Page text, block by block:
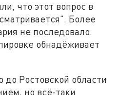
что этот вопрос в
Более
не последовало.
обнадёживает
до Ростовской области
но всё-таки